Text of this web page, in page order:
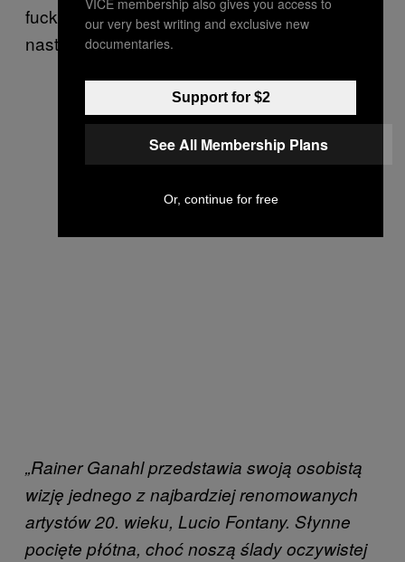
fucker” – a wyjaśnienie artysty jest
następujące:
„Rainer Ganahl przedstawia swoją osobistą
wizję jednego z najbardziej renomowanych
artystów 20. wieku, Lucio Fontany. Słynne
pocięte płótna, choć noszą ślady oczywistej
our very best writing and exclusive new
documentaries.
Support for $2
See All Membership Plans
Or, continue for free